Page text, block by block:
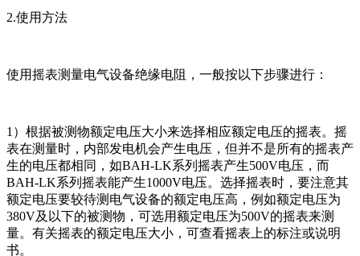
2.使用方法
使用摇表测量电气设备绝缘电阻，一般按以下步骤进行：
1）根据被测物额定电压大小来选择相应额定电压的摇表。摇
表在测量时，内部发电机会产生电压，但并不是所有的摇表产
生的电压都相同，如BAH-LK系列摇表产生500V电压，而
BAH-LK系列摇表能产生1000V电压。选择摇表时，要注意其
额定电压要较待测电气设备的额定电压高，例如额定电压为
380V及以下的被测物，可选用额定电压为500V的摇表来测
量。有关摇表的额定电压大小，可查看摇表上的标注或说明
书。